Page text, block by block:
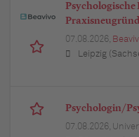
07.08.2026,
Leipzig
Psychologin/
07.08.2026,